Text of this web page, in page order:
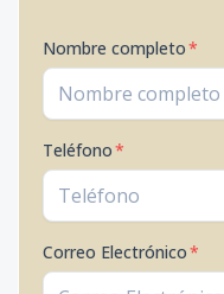
Nombre completo*
Teléfono*
Correo Electrónico*